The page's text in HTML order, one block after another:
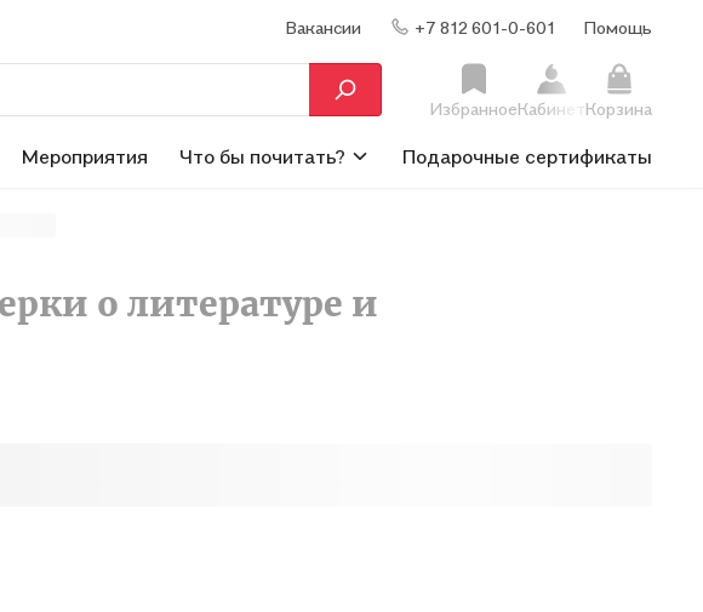
Вакансии +7 812 601-0-601 Помощь
ИзбранноеКабинетКорзина
Мероприятия Что бы почитать? Подарочные сертификаты
о литературе и